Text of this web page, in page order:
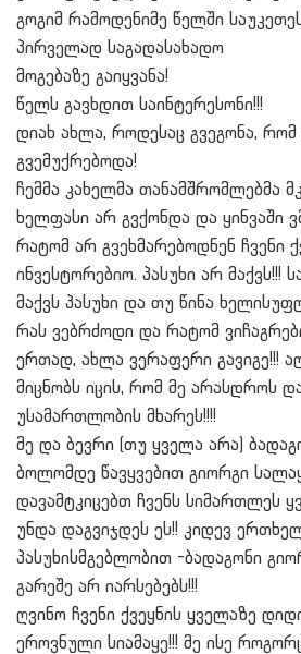
გოგიმ რამოდენიმე წელში
პირველად საგადასახადო
მოგებაზე გაიყვანა!
წელს გავხდით საინტერესონი!!!
დიახ ახლა, როდესაც გვეგონა,
გვემუქრებოდა!
ჩემმა კახელმა თანამშრომლებმა
ხელფასი არ გვქონდა და ყინვაში
რატომ არ გვეხმარებოდნენ ჩვენი
ინვესტორებიო. პასუხი არ
მაქვს პასუხი და თუ წინა
რას ვებრძოდი და რატომ
ერთად, ახლა ვერაფერი გავიგე!!!
მიცნობს იცის, რომ მე არასდროს
უსამართლობის მხარეს!!!!
მე და ბევრი (თუ ყველა არა)
ბოლომდე წავყვებით გიორგი
დავამტკიცებთ ჩვენს სიმართლეს
უნდა დაგვიჯდეს ეს!! კიდევ
პასუხისმგებლობით -ბადაგონი
გარეშე არ იარსებებს!!!
ღვინო ჩვენი ქვეყნის ყველაზე
ეროვნული სიამაყე!!! მე ისე